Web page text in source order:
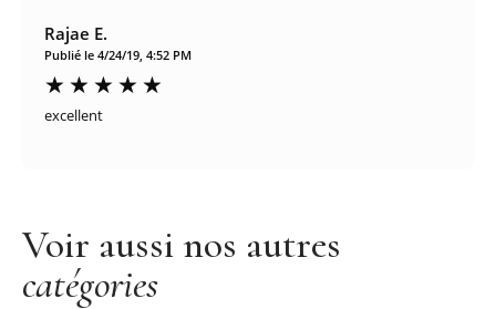
Rajae E.
Publié le 4/24/19, 4:52 PM
excellent
Voir aussi nos autres
catégories